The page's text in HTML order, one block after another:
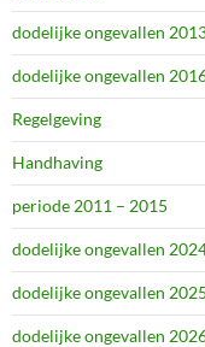
dodelijke ongevallen
dodelijke ongevallen
Regelgeving
Handhaving
periode 2011 – 2015
dodelijke ongevallen
dodelijke ongevallen 2025
dodelijke ongevallen